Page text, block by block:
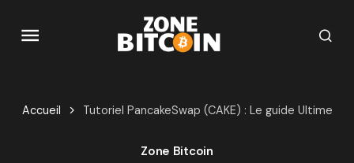
Accueil Tutoriel PancakeSwap (CAKE) : Le guide Ultime
Zone Bitcoin